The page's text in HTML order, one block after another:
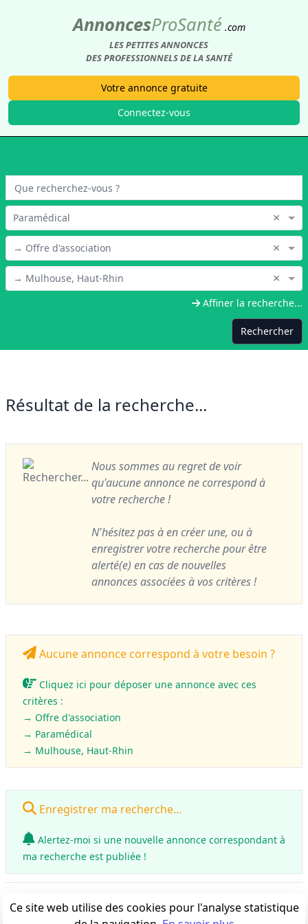
AnnoncesProSanté .com
LES PETITES ANNONCES
DES PROFESSIONNELS DE LA SANTÉ
Votre annonce gratuite
Connectez-vous
Paramédical ×
→ Offre d'association ×
→ Mulhouse, Haut-Rhin ×
Affiner la recherche...
Rechercher
Résultat de la recherche...
Nous sommes au regret de voir
qu'aucune annonce ne correspond à
votre recherche !
N'hésitez pas à en créer une, ou à
enregistrer votre recherche pour être
alerté(e) en cas de nouvelles
annonces associées à vos critères !
Aucune annonce correspond à votre besoin ?
Cliquez ici pour déposer une annonce avec ces
critères :
→ Offre d'association
→ Paramédical
→ Mulhouse, Haut-Rhin
Enregistrer ma recherche...
Alertez-moi si une nouvelle annonce correspondant à
ma recherche est publiée !
Ce site web utilise des cookies pour l'analyse statistique